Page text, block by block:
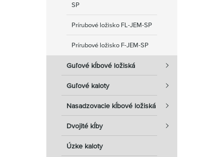
SP
Prírubové ložisko FL-JEM-SP
Prírubové ložisko F-JEM-SP
Guľové kĺbové ložiská
Guľové kaloty
Nasadzovacie kĺbové ložiská
Dvojité kĺby
Úzke kaloty